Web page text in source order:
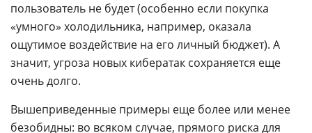
пользователь не будет (особенно если покупка
«умного» холодильника, например, оказала
ощутимое воздействие на его личный бюджет). А
значит, угроза новых кибератак сохраняется еще
очень долго.
Вышеприведенные примеры еще более или менее
безобидны: во всяком случае, прямого риска для